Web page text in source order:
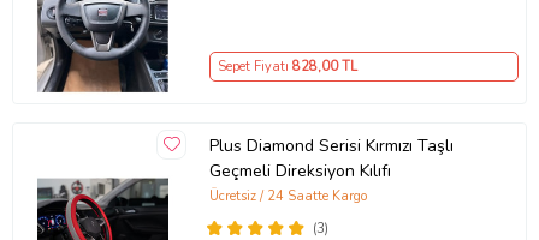
Sepet Fiyatı 828,00 TL
Plus Diamond Serisi Kırmızı Taşlı
Geçmeli Direksiyon Kılıfı
(3)
Ücretsiz / 24 Saatte Kargo